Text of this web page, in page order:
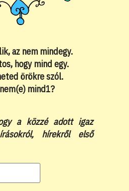
az nem mindegy.
hogy mind egy.
örökre szól.
mind1?
a közzé adott igaz
hírekről első